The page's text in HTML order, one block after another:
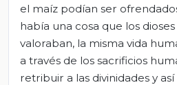
el maíz podían ser
había una cosa que los
valoraban, la misma vida
a través de los sacrificios
retribuir a las divinidades y